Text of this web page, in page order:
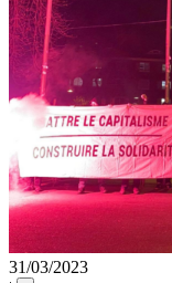
31/03/2023